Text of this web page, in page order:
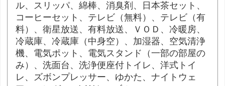
ル、スリッパ、綿棒、消臭剤、日本茶セット、
コーヒーセット、テレビ（無料）、テレビ（有
料）、衛星放送、有料放送、ＶＯＤ、冷暖房、
冷蔵庫、冷蔵庫（中身空）、加湿器、空気清浄
機、電気ポット、電気スタンド（一部の部屋の
み）、洗面台、洗浄便座付トイレ、洋式トイ
レ、ズボンプレッサー、ゆかた、ナイトウェ